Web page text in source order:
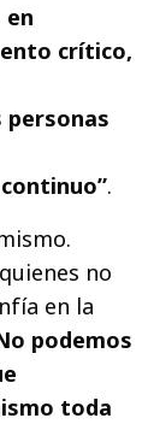
en
crítico,
personas
.
no
en la
podemos
toda